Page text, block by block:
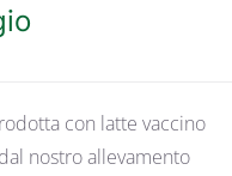
con latte vaccino
nostro allevamento